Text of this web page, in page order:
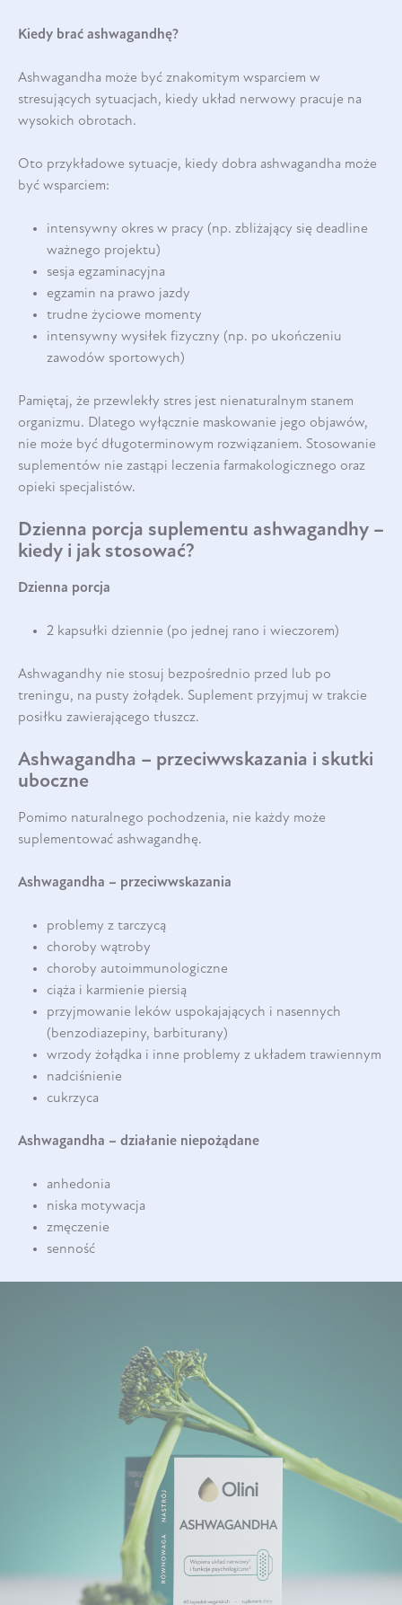
Kiedy brać ashwagandhę?
Ashwagandha może być znakomitym wsparciem w
stresujących sytuacjach, kiedy układ nerwowy pracuje na
wysokich obrotach.
Oto przykładowe sytuacje, kiedy dobra ashwagandha może
być wsparciem:
intensywny okres w pracy (np. zbliżający się deadline
ważnego projektu)
sesja egzaminacyjna
egzamin na prawo jazdy
trudne życiowe momenty
intensywny wysiłek fizyczny (np. po ukończeniu
zawodów sportowych)
Pamiętaj, że przewlekły stres jest nienaturalnym stanem
organizmu. Dlatego wyłącznie maskowanie jego objawów,
nie może być długoterminowym rozwiązaniem. Stosowanie
suplementów nie zastąpi leczenia farmakologicznego oraz
opieki specjalistów.
Dzienna porcja suplementu ashwagandhy –
kiedy i jak stosować?
Dzienna porcja
2 kapsułki dziennie (po jednej rano i wieczorem)
Ashwagandhy nie stosuj bezpośrednio przed lub po
treningu, na pusty żołądek. Suplement przyjmuj w trakcie
posiłku zawierającego tłuszcz.
Ashwagandha – przeciwwskazania i skutki
uboczne
Pomimo naturalnego pochodzenia, nie każdy może
suplementować ashwagandhę.
Ashwagandha – przeciwwskazania
problemy z tarczycą
choroby wątroby
choroby autoimmunologiczne
ciąża i karmienie piersią
przyjmowanie leków uspokajających i nasennych
(benzodiazepiny, barbiturany)
wrzody żołądka i inne problemy z układem trawiennym
nadciśnienie
cukrzyca
Ashwagandha – działanie niepożądane
anhedonia
niska motywacja
zmęczenie
senność